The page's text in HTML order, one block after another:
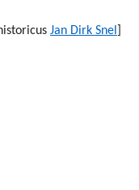
Jan Dirk Snel